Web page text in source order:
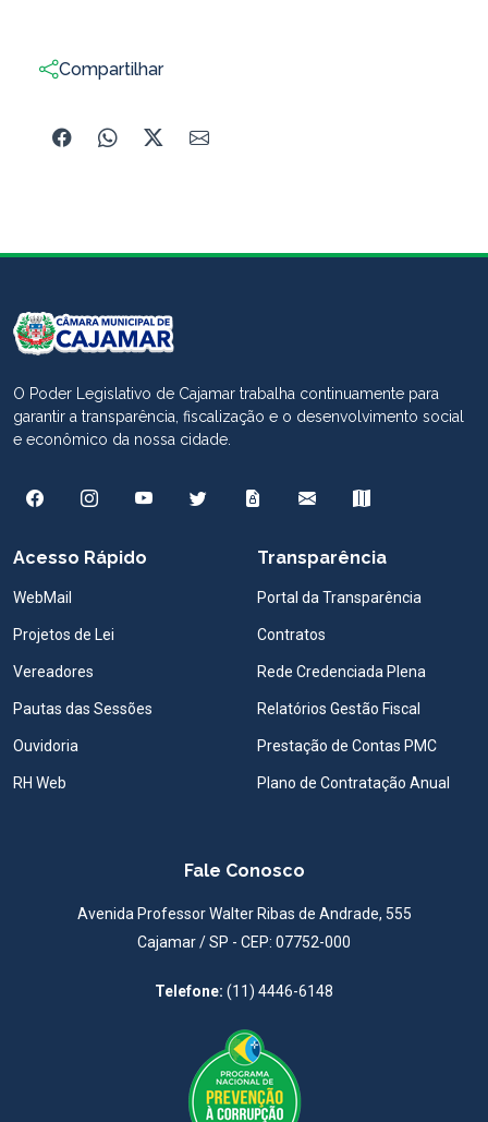
Compartilhar
O Poder Legislativo de Cajamar trabalha continuamente para
garantir a transparência, fiscalização e o desenvolvimento social
e econômico da nossa cidade.
Acesso Rápido
WebMail
Projetos de Lei
Vereadores
Pautas das Sessões
Ouvidoria
RH Web
Transparência
Portal da Transparência
Contratos
Rede Credenciada Plena
Relatórios Gestão Fiscal
Prestação de Contas PMC
Plano de Contratação Anual
Fale Conosco
Avenida Professor Walter Ribas de Andrade, 555
Cajamar / SP - CEP: 07752-000
Telefone: (11) 4446-6148